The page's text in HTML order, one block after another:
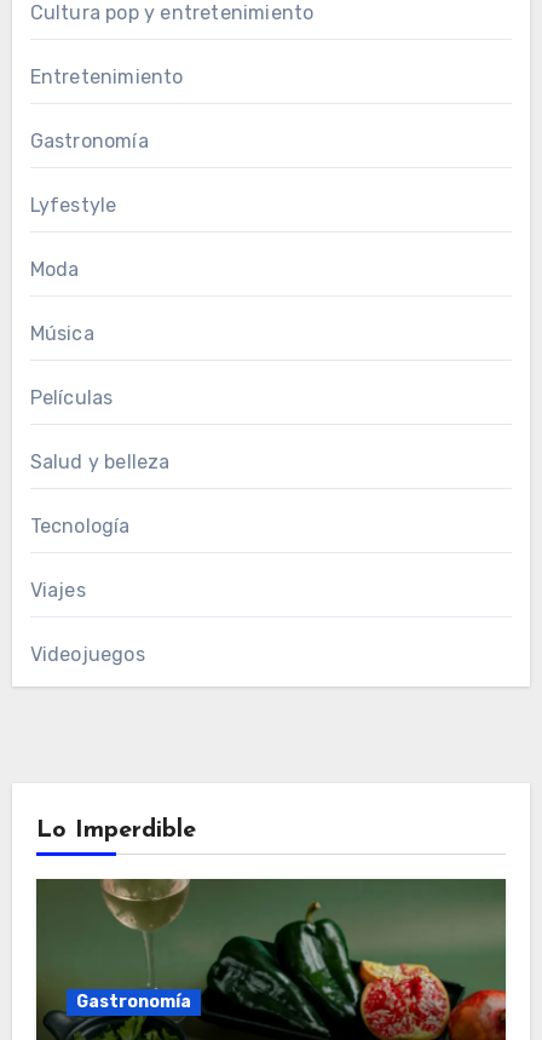
Cultura pop y entretenimiento
Entretenimiento
Gastronomía
Lyfestyle
Moda
Música
Películas
Salud y belleza
Tecnología
Viajes
Videojuegos
Lo Imperdible
Gastronomía